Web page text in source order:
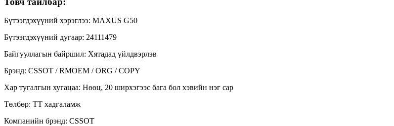
Бүтээгдэхүүний хэрэглээ: MAXUS G50
Бүтээгдэхүүний дугаар: 24111479
Байгууллагын байршил: Хятадад үйлдвэрлэв
Брэнд: CSSOT / RMOEM / ORG / COPY
Хар тугалгын хугацаа: Нөөц, 20 ширхэгээс бага бол хэвийн нэг сар
Төлбөр: TT хадгаламж
Компанийн брэнд: CSSOT